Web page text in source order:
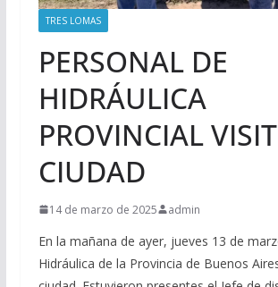
TRES LOMAS
PERSONAL DE
HIDRÁULICA
PROVINCIAL
CIUDAD
14 de marzo de 2025 admin
En la mañana de ayer, jueves 13 de
Hidráulica de la Provincia de Buenos